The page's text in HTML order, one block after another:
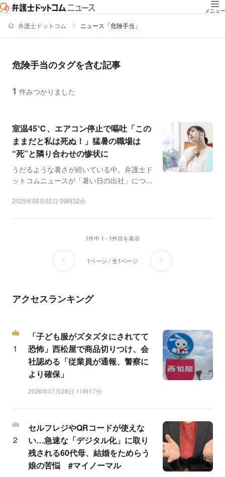
メニュー
弁護士ドットコム ニュース「危険手当」
危険手当のタグを含む記事
1 件みつかりました
室温45℃、エアコン停止で嘔吐「この
ままだと私は死ぬ！」猛暑の職場は
“死”と隣り合わせの惨状に
うだるような暑さが続いている中、弁護士ド
ットコムニュースが「暑い日の出社」につい
2025年08月02日 09時32分
1件中 1 - 1件目を表示
1ページ / 全1ページ
アクセスランキング
「子ども服がズタズタにされてて
恐怖」西松屋で商品切りつけ、会
社認める「従業員が通報、警察に
より確保」
2026年07月28日 11時17分
セルフレジやQRコードが使えな
い…急速な「デジタル化」に取り
残される60代母、結婚をためらう
娘の苦悩 #マイノーマル